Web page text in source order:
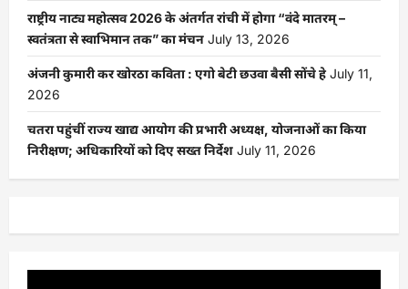
राष्ट्रीय नाट्य महोत्सव 2026 के अंतर्गत रांची में होगा “वंदे मातरम् –
स्वतंत्रता से स्वाभिमान तक” का मंचन July 13, 2026
अंजनी कुमारी कर खोरठा कविता : एगो बेटी छउवा बैसी सोंचे हे July 11,
2026
चतरा पहुंचीं राज्य खाद्य आयोग की प्रभारी अध्यक्ष, योजनाओं का किया
निरीक्षण; अधिकारियों को दिए सख्त निर्देश July 11, 2026